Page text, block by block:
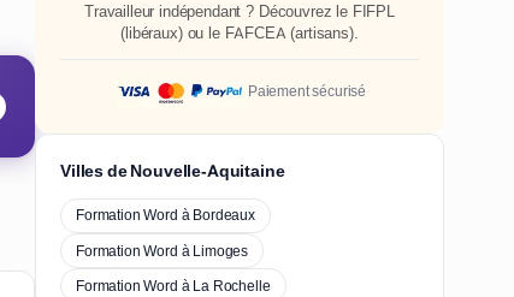
Travailleur indépendant ? Découvrez le FIFPL
(libéraux) ou le FAFCEA (artisans).
Paiement sécurisé
Villes de Nouvelle-Aquitaine
Formation Word à Bordeaux
Formation Word à Limoges
Formation Word à La Rochelle